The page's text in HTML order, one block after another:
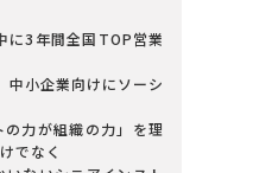
に3年間全国TOP営業
小企業向けにソーシ
力が組織の力」を理
でなく